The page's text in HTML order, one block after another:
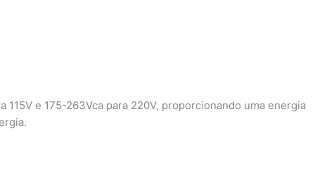
e 175-263Vca para 220V, proporcionando uma energia